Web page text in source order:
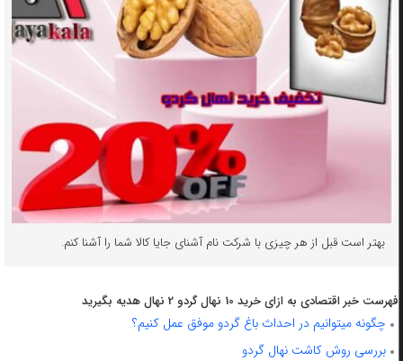
بهتر است قبل از هر چیزی با شرکت نام آشنای جایا کالا شما را آشنا کنم.
فهرست خبر اقتصادی به ازای خرید 10 نهال گردو 2 نهال هدیه بگیرید
چگونه میتوانیم در احداث باغ گردو موفق عمل کنیم؟
بررسی روش کاشت نهال گردو